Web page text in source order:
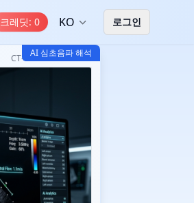
크레딧: 0 KO 로그인
AI 심초음파 해석
CT-Read Echo AI v3.2